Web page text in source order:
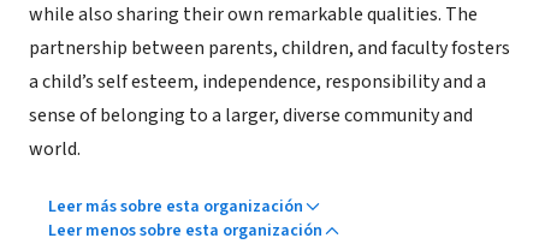
while also sharing their own remarkable qualities. The
partnership between parents, children, and faculty fosters
a child’s self esteem, independence, responsibility and a
sense of belonging to a larger, diverse community and
world.
Leer más sobre esta organización
Leer menos sobre esta organización